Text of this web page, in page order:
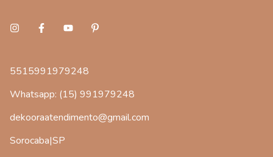
5515991979248
Whatsapp: (15) 991979248
dekooraatendimento@gmail.com
Sorocaba|SP